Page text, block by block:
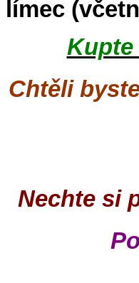
límec
Kupte
Chtěli
Nechte si